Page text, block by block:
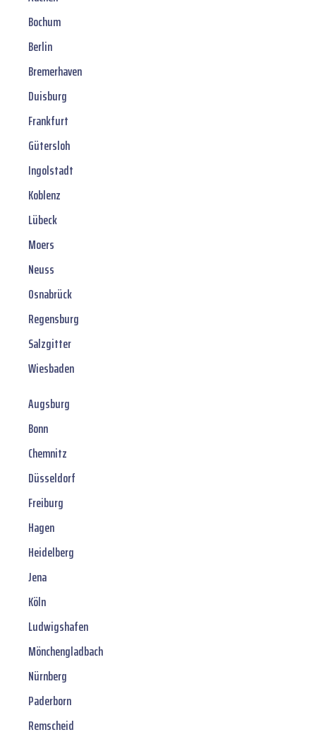
Bochum
Berlin
Bremerhaven
Duisburg
Frankfurt
Gütersloh
Ingolstadt
Koblenz
Lübeck
Moers
Neuss
Osnabrück
Regensburg
Salzgitter
Wiesbaden
Augsburg
Bonn
Chemnitz
Düsseldorf
Freiburg
Hagen
Heidelberg
Jena
Köln
Ludwigshafen
Mönchengladbach
Nürnberg
Paderborn
Remscheid